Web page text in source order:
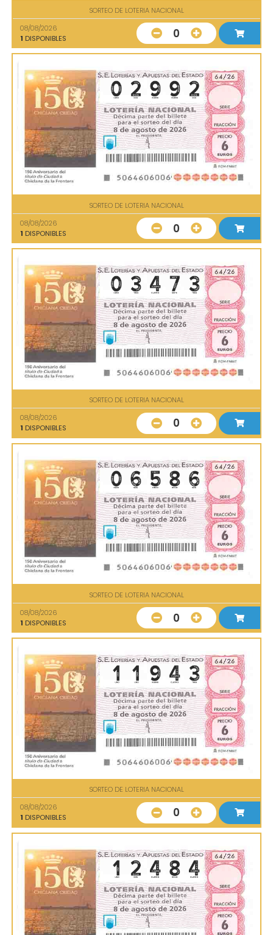
SORTEO DE LOTERIA NACIONAL
08/08/2026
1 DISPONIBLES 0
SORTEO DE LOTERIA NACIONAL
08/08/2026
1 DISPONIBLES 0
SORTEO DE LOTERIA NACIONAL
08/08/2026
1 DISPONIBLES 0
SORTEO DE LOTERIA NACIONAL
08/08/2026
1 DISPONIBLES 0
SORTEO DE LOTERIA NACIONAL
08/08/2026
1 DISPONIBLES 0